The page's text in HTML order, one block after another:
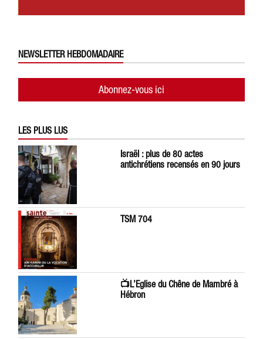
NEWSLETTER HEBDOMADAIRE
Abonnez-vous ici
LES PLUS LUS
Israël : plus de 80 actes
antichrétiens recensés en 90 jours
TSM 704
📺L’Eglise du Chêne de Mambré à
Hébron